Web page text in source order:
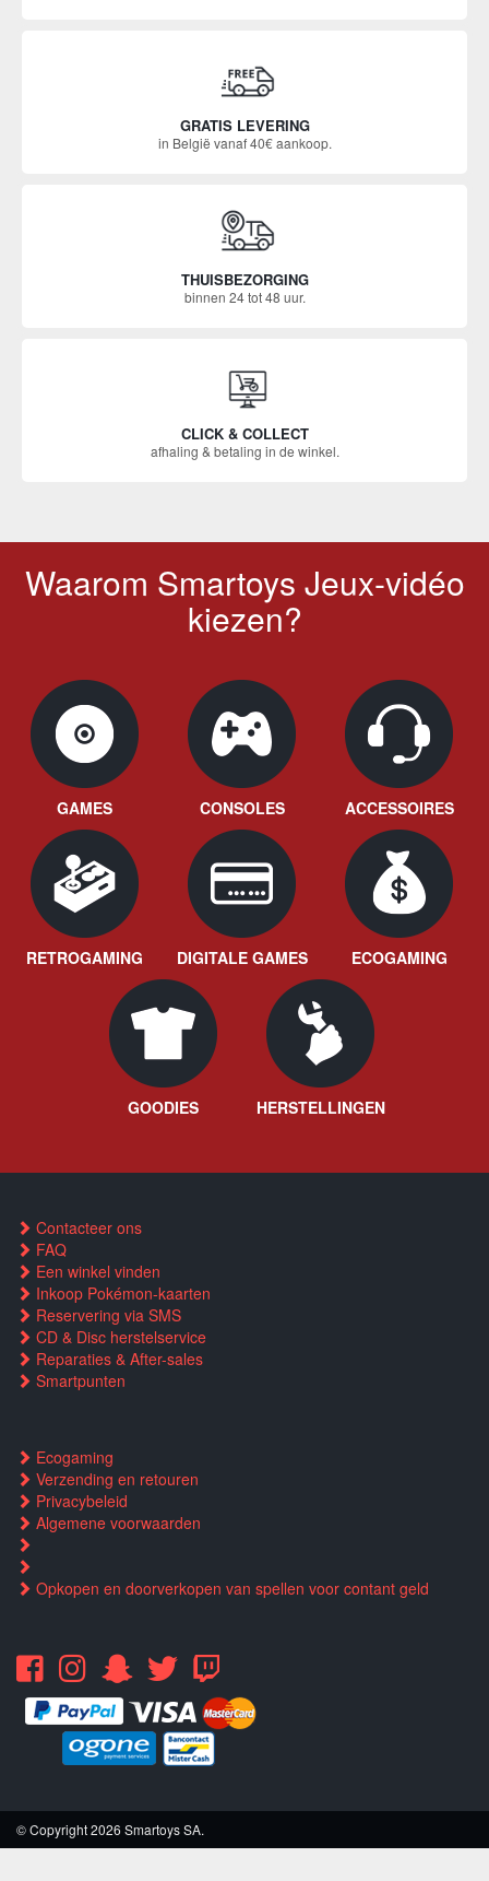
GRATIS LEVERING
in België vanaf 40€ aankoop.
THUISBEZORGING
binnen 24 tot 48 uur.
CLICK & COLLECT
afhaling & betaling in de winkel.
Waarom Smartoys Jeux-vidéo
kiezen?
GAMES CONSOLES ACCESSOIRES
RETROGAMING DIGITALE GAMES ECOGAMING
GOODIES HERSTELLINGEN
Contacteer ons
FAQ
Een winkel vinden
Inkoop Pokémon-kaarten
Reservering via SMS
CD & Disc herstelservice
Reparaties & After-sales
Smartpunten
Ecogaming
Verzending en retouren
Privacybeleid
Algemene voorwaarden
Opkopen en doorverkopen van spellen voor contant geld
© Copyright 2026 Smartoys SA.